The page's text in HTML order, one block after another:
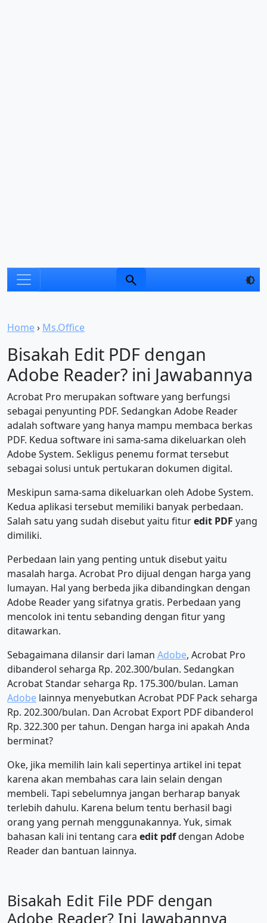
Home› Ms.Office
Bisakah Edit PDF dengan
Adobe Reader? ini Jawabannya
Acrobat Pro merupakan software yang berfungsi
sebagai penyunting PDF. Sedangkan Adobe Reader
adalah software yang hanya mampu membaca berkas
PDF. Kedua software ini sama-sama dikeluarkan oleh
Adobe System. Sekligus penemu format tersebut
sebagai solusi untuk pertukaran dokumen digital.
Meskipun sama-sama dikeluarkan oleh Adobe System.
Kedua aplikasi tersebut memiliki banyak perbedaan.
Salah satu yang sudah disebut yaitu fituredit PDF yang
dimiliki.
Perbedaan lain yang penting untuk disebut yaitu
masalah harga. Acrobat Pro dijual dengan harga yang
lumayan. Hal yang berbeda jika dibandingkan dengan
Adobe Reader yang sifatnya gratis. Perbedaan yang
mencolok ini tentu sebanding dengan fitur yang
ditawarkan.
Sebagaimana dilansir dari laman Adobe, Acrobat Pro
dibanderol seharga Rp. 202.300/bulan. Sedangkan
Acrobat Standar seharga Rp. 175.300/bulan. Laman
Adobe lainnya menyebutkan Acrobat PDF Pack seharga
Rp. 202.300/bulan. Dan Acrobat Export PDF dibanderol
Rp. 322.300 per tahun. Dengan harga ini apakah Anda
berminat?
Oke, jika memilih lain kali sepertinya artikel ini tepat
karena akan membahas cara lain selain dengan
membeli. Tapi sebelumnya jangan berharap banyak
terlebih dahulu. Karena belum tentu berhasil bagi
orang yang pernah menggunakannya. Yuk, simak
bahasan kali ini tentang cara edit pdfdengan Adobe
Reader dan bantuan lainnya.
Bisakah Edit File PDF dengan
Adobe Reader? Ini Jawabannya